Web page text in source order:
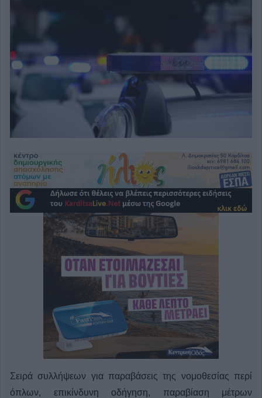
Σειρά συλλήψεων για παραβάσεις της νομοθεσίας περί
όπλων, επικίνδυνη οδήγηση, παραβίαση μέτρων